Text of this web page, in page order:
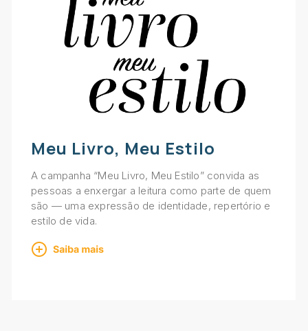
Meu Livro, Meu Estilo
A campanha “Meu Livro, Meu Estilo” convida as
pessoas a enxergar a leitura como parte de quem
são — uma expressão de identidade, repertório e
estilo de vida.